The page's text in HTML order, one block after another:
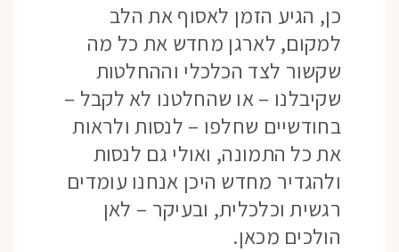
כן, הגיע הזמן לאסוף את הלב
למקום, לארגן מחדש את כל מה
שקשור לצד הכלכלי וההחלטות
שקיבלנו – או שהחלטנו לא לקבל –
בחודשיים שחלפו – לנסות ולראות
את כל התמונה, ואולי גם לנסות
ולהגדיר מחדש היכן אנחנו עומדים
רגשית וכלכלית, ובעיקר – לאן
הולכים מכאן.